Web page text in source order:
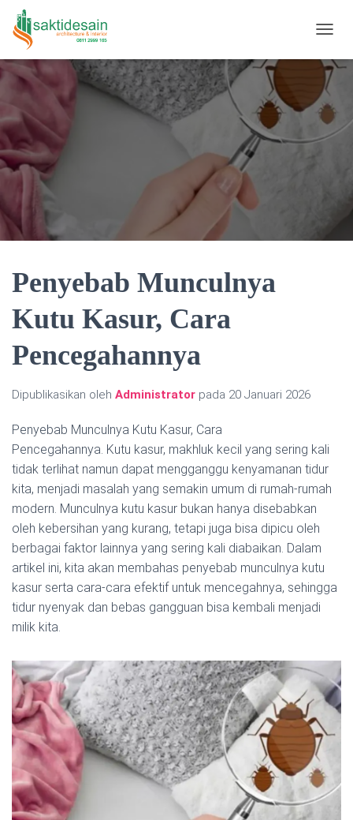
Penyebab Munculnya
Kutu Kasur, Cara
Pencegahannya
Dipublikasikan oleh Administrator pada 20 Januari 2026
Penyebab Munculnya Kutu Kasur, Cara
Pencegahannya. Kutu kasur, makhluk kecil yang sering kali
tidak terlihat namun dapat mengganggu kenyamanan tidur
kita, menjadi masalah yang semakin umum di rumah-rumah
modern. Munculnya kutu kasur bukan hanya disebabkan
oleh kebersihan yang kurang, tetapi juga bisa dipicu oleh
berbagai faktor lainnya yang sering kali diabaikan. Dalam
artikel ini, kita akan membahas penyebab munculnya kutu
kasur serta cara-cara efektif untuk mencegahnya, sehingga
tidur nyenyak dan bebas gangguan bisa kembali menjadi
milik kita.